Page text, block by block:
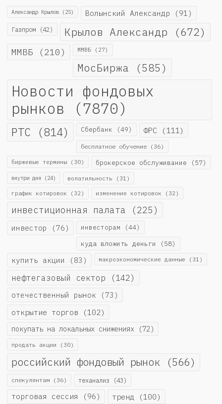
Александр Крылов (25) Волынский Александр (91)
Газпром (42) Крылов Александр (672)
ММВБ (210) ММВБ (27)
МосБиржа (585)
Новости фондовых
рынков (7870)
РТС (814) Сбербанк (49) ФРС (111)
бесплатное обучение (36)
биржевые термины (30) брокерское обслуживание (57)
внутри дня (24) волатильность (31)
график котировок (32) изменение котировок (32)
инвестиционная палата (225)
инвестор (76) инвесторам (44)
куда вложить деньги (58)
купить акции (83) макроэкономические данные (31)
нефтегазовый сектор (142)
отечественный рынок (73)
открытие торгов (102)
покупать на локальных снижениях (72)
продать акции (30)
российский фондовый рынок (566)
спекулянтам (36) теханализ (43)
торговая сессия (96) тренд (100)